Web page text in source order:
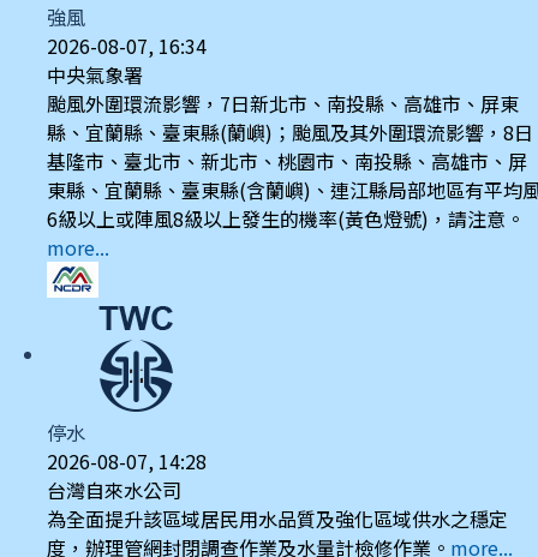
強風
2026-08-07, 16:34
中央氣象署
颱風外圍環流影響，7日新北市、南投縣、高雄市、屏東
縣、宜蘭縣、臺東縣(蘭嶼)；颱風及其外圍環流影響，8日
基隆市、臺北市、新北市、桃園市、南投縣、高雄市、屏
東縣、宜蘭縣、臺東縣(含蘭嶼)、連江縣局部地區有平均
6級以上或陣風8級以上發生的機率(黃色燈號)，請注意。
more...
停水
2026-08-07, 14:28
台灣自來水公司
為全面提升該區域居民用水品質及強化區域供水之穩定
度，辦理管網封閉調查作業及水量計檢修作業。 more...